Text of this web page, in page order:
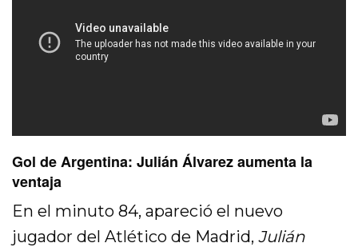
Gol de Argentina: Julián Álvarez aumenta la
ventaja
En el minuto 84, apareció el nuevo
jugador del Atlético de Madrid,Julián